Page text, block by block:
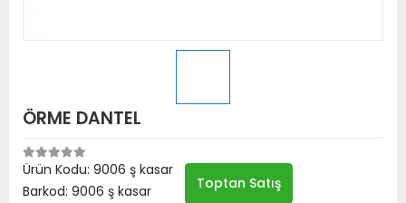
ÖRME DANTEL
Ürün Kodu: 9006 ş kasar
Barkod: 9006 ş kasar
Toptan Satış